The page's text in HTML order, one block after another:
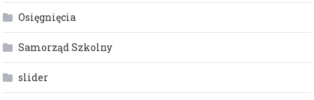
Osięgnięcia
Samorząd Szkolny
slider